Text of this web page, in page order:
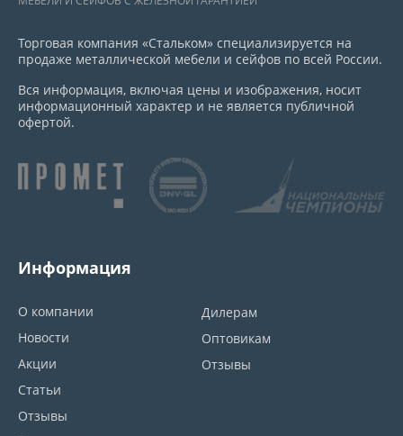
Торговая компания «Стальком» специализируется на
продаже металлической мебели и сейфов по всей России.
Вся информация, включая цены и изображения, носит
информационный характер и не является публичной
офертой.
Информация
О компании
Новости
Акции
Статьи
Отзывы
Дилерам
Оптовикам
Отзывы